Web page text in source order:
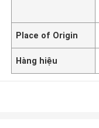
Place of Origin
Hàng hiệu